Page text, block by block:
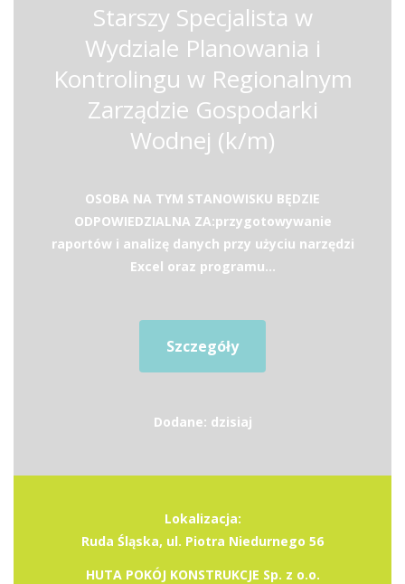
Starszy Specjalista w
Wydziale Planowania i
Kontrolingu w Regionalnym
Zarządzie Gospodarki
Wodnej (k/m)
OSOBA NA TYM STANOWISKU BĘDZIE
ODPOWIEDZIALNA ZA:przygotowywanie
raportów i analizę danych przy użyciu narzędzi
Excel oraz programu...
Szczegóły
Dodane: dzisiaj
Lokalizacja:
Ruda Śląska, ul. Piotra Niedurnego 56
HUTA POKÓJ KONSTRUKCJE Sp. z o.o.